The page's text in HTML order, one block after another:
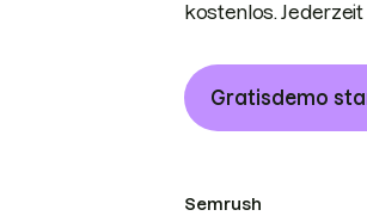
kostenlos.
Gratisdemo
Semrush